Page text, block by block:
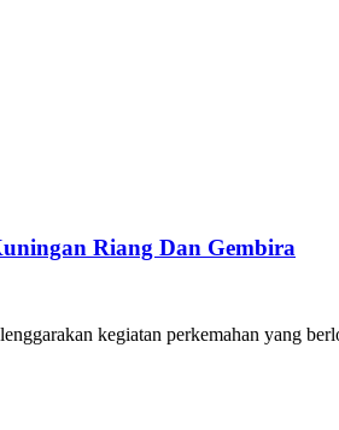
Riang Dan Gembira
kegiatan perkemahan yang